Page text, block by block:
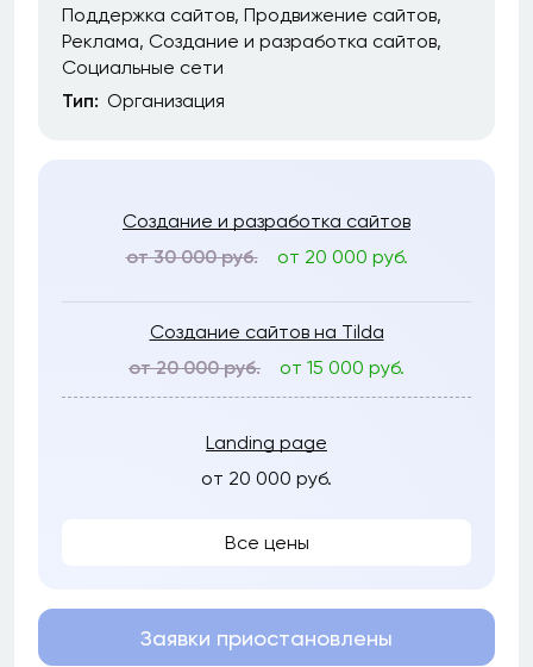
Поддержка сайтов Продвижение сайтов
Реклама Создание и разработка сайтов
Социальные сети
Тип: Организация
Создание и разработка сайтов
от 30 000 руб.
от 20 000 руб.
Создание сайтов на Tilda
от 20 000 руб.
от 15 000 руб.
Landing page
от 20 000 руб.
Все цены
Заявки приостановлены